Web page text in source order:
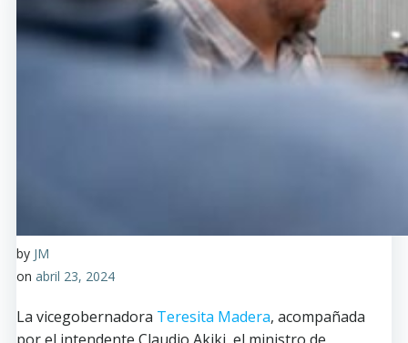
by JM
on abril 23, 2024
La vicegobernadora Teresita Madera, acompañada